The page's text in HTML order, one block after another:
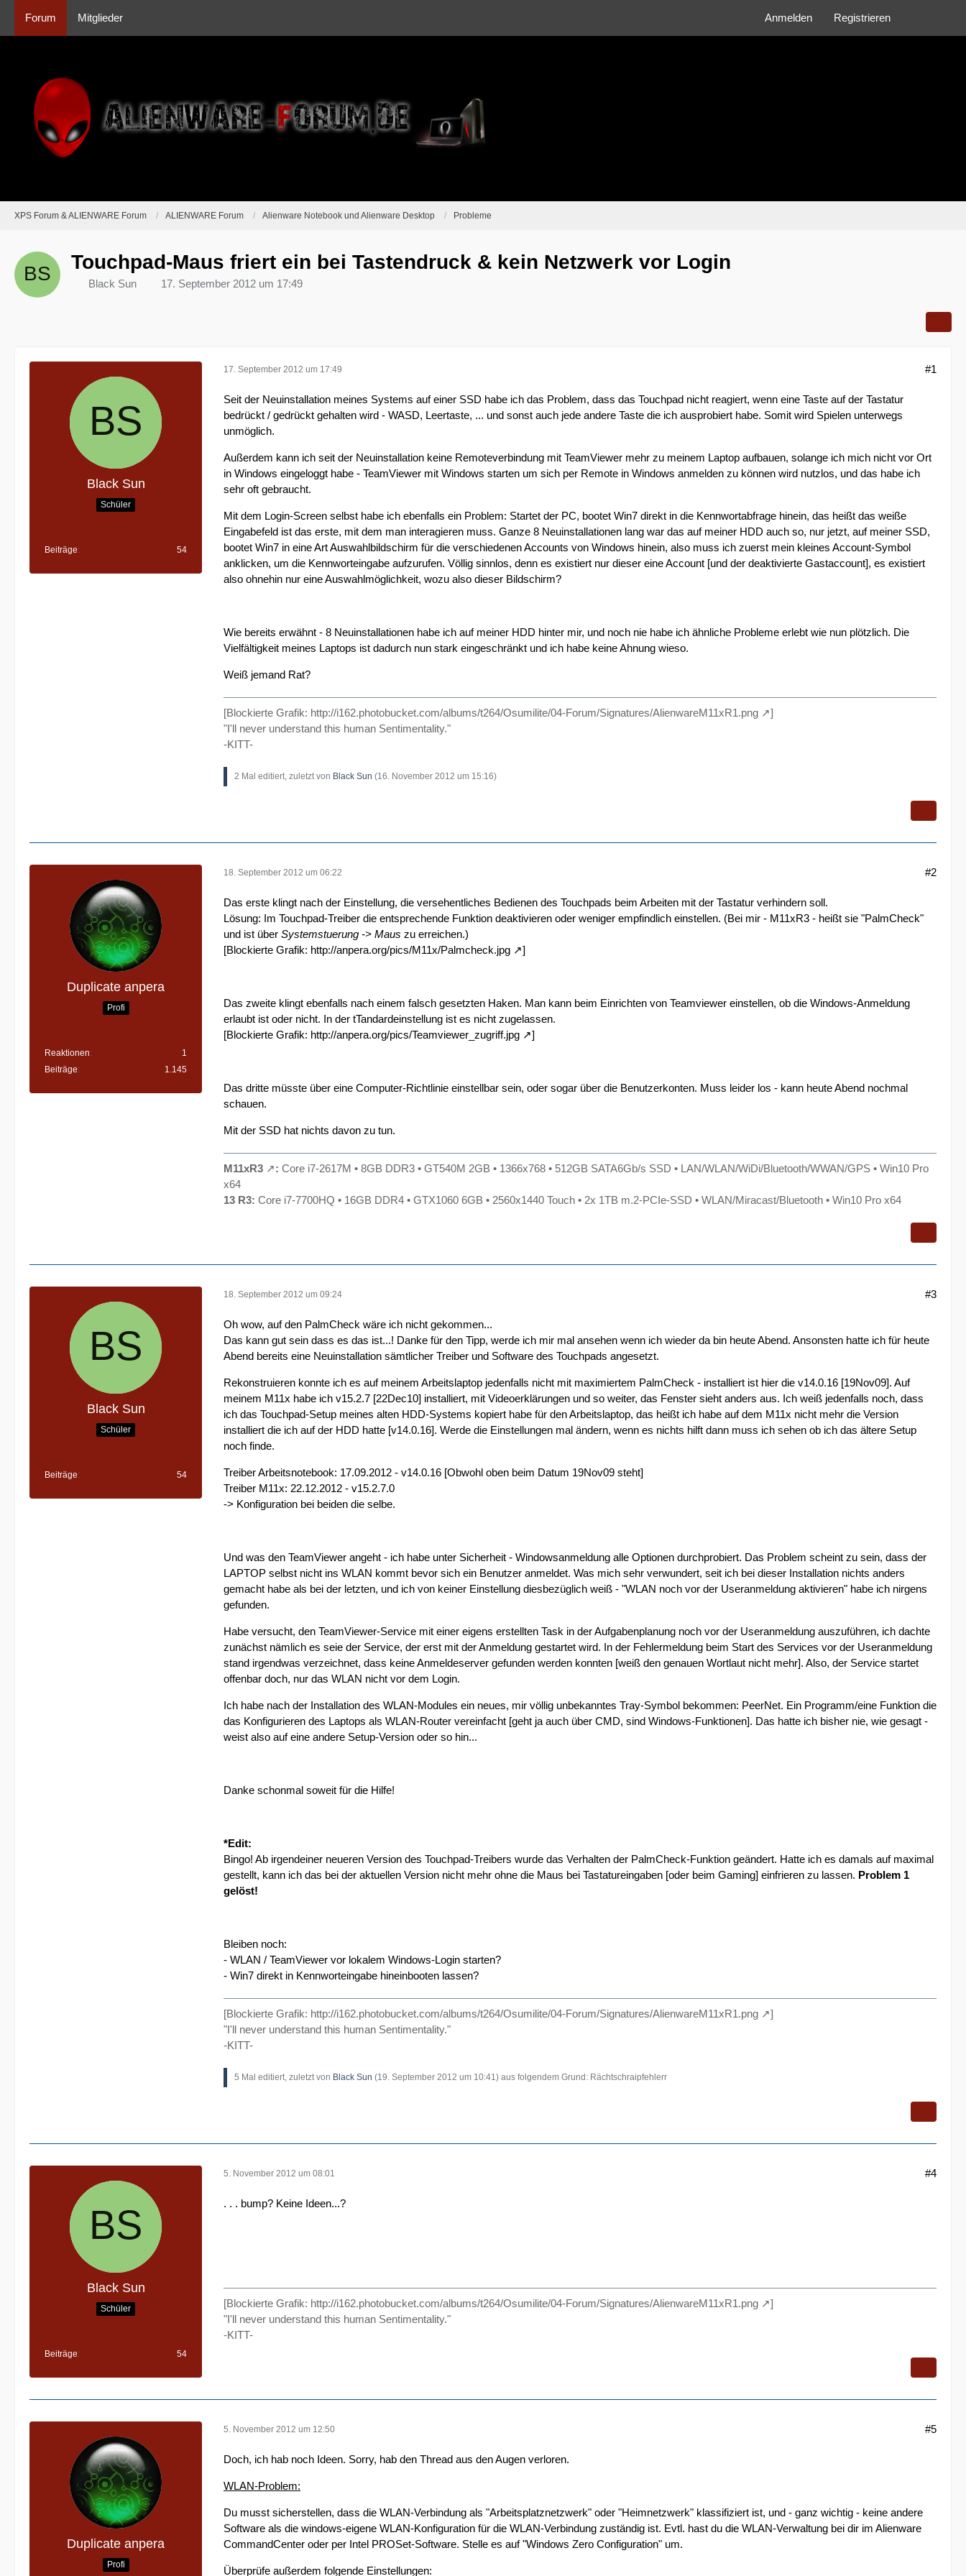
Forum Mitglieder Anmelden Registrieren
XPS Forum & ALIENWARE Forum ALIENWARE Forum Alienware Notebook und Alienware Desktop Probleme
Touchpad-Maus friert ein bei Tastendruck & kein Netzwerk vor Login
Black Sun 17. September 2012 um 17:49
Black Sun
Schüler
Beiträge 54
17. September 2012 um 17:49 #1
Seit der Neuinstallation meines Systems auf einer SSD habe ich das Problem, dass das Touchpad nicht reagiert, wenn eine Taste auf der Tastatur
bedrückt / gedrückt gehalten wird - WASD, Leertaste, ... und sonst auch jede andere Taste die ich ausprobiert habe. Somit wird Spielen unterwegs
unmöglich.
Außerdem kann ich seit der Neuinstallation keine Remoteverbindung mit TeamViewer mehr zu meinem Laptop aufbauen, solange ich mich nicht vor Ort
in Windows eingeloggt habe - TeamViewer mit Windows starten um sich per Remote in Windows anmelden zu können wird nutzlos, und das habe ich
sehr oft gebraucht.
Mit dem Login-Screen selbst habe ich ebenfalls ein Problem: Startet der PC, bootet Win7 direkt in die Kennwortabfrage hinein, das heißt das weiße
Eingabefeld ist das erste, mit dem man interagieren muss. Ganze 8 Neuinstallationen lang war das auf meiner HDD auch so, nur jetzt, auf meiner SSD,
bootet Win7 in eine Art Auswahlbildschirm für die verschiedenen Accounts von Windows hinein, also muss ich zuerst mein kleines Account-Symbol
anklicken, um die Kennworteingabe aufzurufen. Völlig sinnlos, denn es existiert nur dieser eine Account [und der deaktivierte Gastaccount], es existiert
also ohnehin nur eine Auswahlmöglichkeit, wozu also dieser Bildschirm?
Wie bereits erwähnt - 8 Neuinstallationen habe ich auf meiner HDD hinter mir, und noch nie habe ich ähnliche Probleme erlebt wie nun plötzlich. Die
Vielfältigkeit meines Laptops ist dadurch nun stark eingeschränkt und ich habe keine Ahnung wieso.
Weiß jemand Rat?
[Blockierte Grafik: http://i162.photobucket.com/albums/t264/Osumilite/04-Forum/Signatures/AlienwareM11xR1.png
]
"I'll never understand this human Sentimentality."
-KITT-
2 Mal editiert, zuletzt von Black Sun (16. November 2012 um 15:16)
Duplicate anpera
Profi
Reaktionen
1
Beiträge
1.145
18. September 2012 um 06:22 #2
Das erste klingt nach der Einstellung, die versehentliches Bedienen des Touchpads beim Arbeiten mit der Tastatur verhindern soll.
Lösung: Im Touchpad-Treiber die entsprechende Funktion deaktivieren oder weniger empfindlich einstellen. (Bei mir - M11xR3 - heißt sie "PalmCheck"
und ist über Systemstuerung -> Maus zu erreichen.)
[Blockierte Grafik: http://anpera.org/pics/M11x/Palmcheck.jpg ]
Das zweite klingt ebenfalls nach einem falsch gesetzten Haken. Man kann beim Einrichten von Teamviewer einstellen, ob die Windows-Anmeldung
erlaubt ist oder nicht. In der tTandardeinstellung ist es nicht zugelassen.
[Blockierte Grafik: http://anpera.org/pics/Teamviewer_zugriff.jpg ]
Das dritte müsste über eine Computer-Richtlinie einstellbar sein, oder sogar über die Benutzerkonten. Muss leider los - kann heute Abend nochmal
schauen.
Mit der SSD hat nichts davon zu tun.
M11xR3 : Core i7-2617M • 8GB DDR3 • GT540M 2GB • 1366x768 • 512GB SATA6Gb/s SSD • LAN/WLAN/WiDi/Bluetooth/WWAN/GPS • Win10 Pro
x64
13 R3: Core i7-7700HQ • 16GB DDR4 • GTX1060 6GB • 2560x1440 Touch • 2x 1TB m.2-PCIe-SSD • WLAN/Miracast/Bluetooth • Win10 Pro x64
Black Sun
Schüler
Beiträge 54
18. September 2012 um 09:24 #3
Oh wow, auf den PalmCheck wäre ich nicht gekommen...
Das kann gut sein dass es das ist...! Danke für den Tipp, werde ich mir mal ansehen wenn ich wieder da bin heute Abend. Ansonsten hatte ich für heute
Abend bereits eine Neuinstallation sämtlicher Treiber und Software des Touchpads angesetzt.
Rekonstruieren konnte ich es auf meinem Arbeitslaptop jedenfalls nicht mit maximiertem PalmCheck - installiert ist hier die v14.0.16 [19Nov09]. Auf
meinem M11x habe ich v15.2.7 [22Dec10] installiert, mit Videoerklärungen und so weiter, das Fenster sieht anders aus. Ich weiß jedenfalls noch, dass
ich das Touchpad-Setup meines alten HDD-Systems kopiert habe für den Arbeitslaptop, das heißt ich habe auf dem M11x nicht mehr die Version
installiert die ich auf der HDD hatte [v14.0.16]. Werde die Einstellungen mal ändern, wenn es nichts hilft dann muss ich sehen ob ich das ältere Setup
noch finde.
Treiber Arbeitsnotebook: 17.09.2012 - v14.0.16 [Obwohl oben beim Datum 19Nov09 steht]
Treiber M11x: 22.12.2012 - v15.2.7.0
-> Konfiguration bei beiden die selbe.
Und was den TeamViewer angeht - ich habe unter Sicherheit - Windowsanmeldung alle Optionen durchprobiert. Das Problem scheint zu sein, dass der
LAPTOP selbst nicht ins WLAN kommt bevor sich ein Benutzer anmeldet. Was mich sehr verwundert, seit ich bei dieser Installation nichts anders
gemacht habe als bei der letzten, und ich von keiner Einstellung diesbezüglich weiß - "WLAN noch vor der Useranmeldung aktivieren" habe ich nirgens
gefunden.
Habe versucht, den TeamViewer-Service mit einer eigens erstellten Task in der Aufgabenplanung noch vor der Useranmeldung auszuführen, ich dachte
zunächst nämlich es seie der Service, der erst mit der Anmeldung gestartet wird. In der Fehlermeldung beim Start des Services vor der Useranmeldung
stand irgendwas verzeichnet, dass keine Anmeldeserver gefunden werden konnten [weiß den genauen Wortlaut nicht mehr]. Also, der Service startet
offenbar doch, nur das WLAN nicht vor dem Login.
Ich habe nach der Installation des WLAN-Modules ein neues, mir völlig unbekanntes Tray-Symbol bekommen: PeerNet. Ein Programm/eine Funktion die
das Konfigurieren des Laptops als WLAN-Router vereinfacht [geht ja auch über CMD, sind Windows-Funktionen]. Das hatte ich bisher nie, wie gesagt -
weist also auf eine andere Setup-Version oder so hin...
Danke schonmal soweit für die Hilfe!
*Edit:
Bingo! Ab irgendeiner neueren Version des Touchpad-Treibers wurde das Verhalten der PalmCheck-Funktion geändert. Hatte ich es damals auf maximal
gestellt, kann ich das bei der aktuellen Version nicht mehr ohne die Maus bei Tastatureingaben [oder beim Gaming] einfrieren zu lassen. Problem 1
gelöst!
Bleiben noch:
- WLAN / TeamViewer vor lokalem Windows-Login starten?
- Win7 direkt in Kennworteingabe hineinbooten lassen?
[Blockierte Grafik: http://i162.photobucket.com/albums/t264/Osumilite/04-Forum/Signatures/AlienwareM11xR1.png
]
"I'll never understand this human Sentimentality."
-KITT-
5 Mal editiert, zuletzt von Black Sun (19. September 2012 um 10:41) aus folgendem Grund: Rächtschraipfehlerr
Black Sun
Schüler
Beiträge 54
5. November 2012 um 08:01 #4
. . . bump? Keine Ideen...?
[Blockierte Grafik: http://i162.photobucket.com/albums/t264/Osumilite/04-Forum/Signatures/AlienwareM11xR1.png
]
"I'll never understand this human Sentimentality."
-KITT-
Duplicate anpera
Profi
5. November 2012 um 12:50 #5
Doch, ich hab noch Ideen. Sorry, hab den Thread aus den Augen verloren.
WLAN-Problem:
Du musst sicherstellen, dass die WLAN-Verbindung als "Arbeitsplatznetzwerk" oder "Heimnetzwerk" klassifiziert ist, und - ganz wichtig - keine andere
Software als die windows-eigene WLAN-Konfiguration für die WLAN-Verbindung zuständig ist. Evtl. hast du die WLAN-Verwaltung bei dir im Alienware
CommandCenter oder per Intel PROSet-Software. Stelle es auf "Windows Zero Configuration" um.
Überprüfe außerdem folgende Einstellungen: